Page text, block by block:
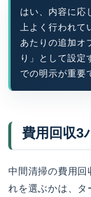
はい、内容に応
上よく行われ
あたりの追加オ
り」として設定
での明示が重要
費用回収3
中間清掃の費用回
れを選ぶかは、